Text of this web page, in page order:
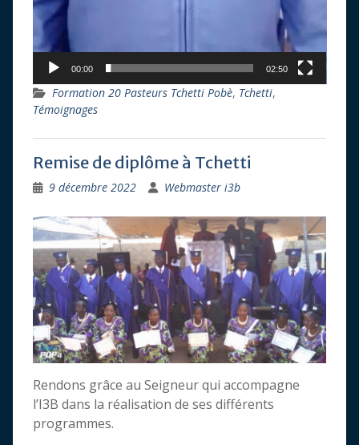
00:00 02:50
Formation 20 Pasteurs Tchetti Pobè, Tchetti,
Témoignages
Remise de diplôme à Tchetti
9 décembre 2022 Webmaster i3b
Rendons grâce au Seigneur qui accompagne
l’I3B dans la réalisation de ses différents
programmes.